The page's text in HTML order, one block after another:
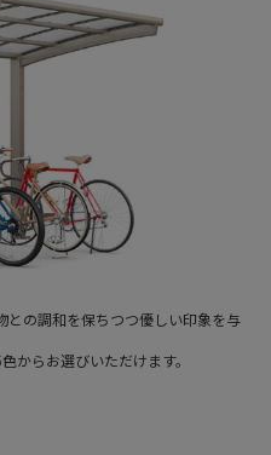
との調和を保ちつつ優しい印象を与
からお選びいただけます。